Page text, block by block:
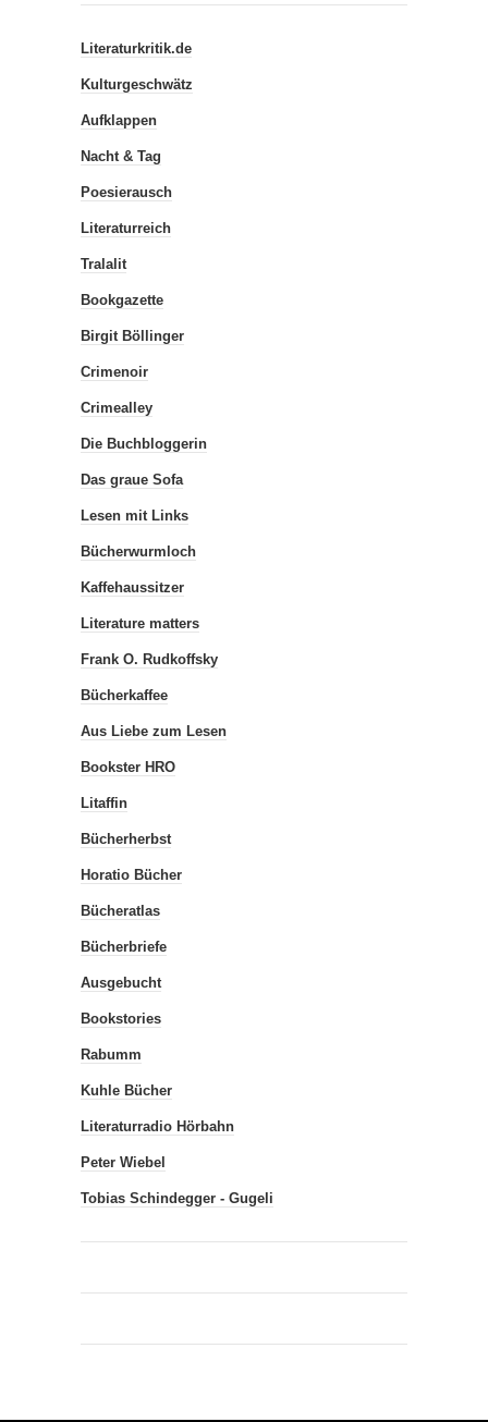
Literaturkritik.de
Kulturgeschwätz
Aufklappen
Nacht & Tag
Poesierausch
Literaturreich
Tralalit
Bookgazette
Birgit Böllinger
Crimenoir
Crimealley
Die Buchbloggerin
Das graue Sofa
Lesen mit Links
Bücherwurmloch
Kaffehaussitzer
Literature matters
Frank O. Rudkoffsky
Bücherkaffee
Aus Liebe zum Lesen
Bookster HRO
Litaffin
Bücherherbst
Horatio Bücher
Bücheratlas
Bücherbriefe
Ausgebucht
Bookstories
Rabumm
Kuhle Bücher
Literaturradio Hörbahn
Peter Wiebel
Tobias Schindegger - Gugeli